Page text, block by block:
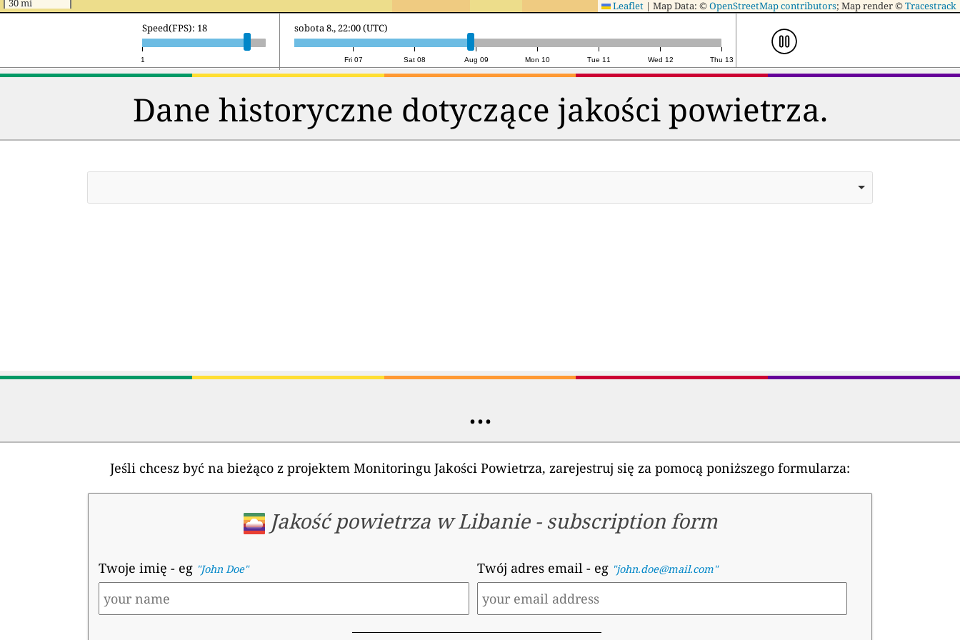
30 mi
Leaflet | Map Data: ©OpenStreetMap contributors; Map render ©Tracestrack
1
Speed(FPS): 18
Fri 07 Sat 08 Aug 09 Mon 10 Tue 11 Wed 12 Thu 13
niedziela 9., 23:00 (UTC)
Dane historyczne dotyczące jakości powietrza.
...
Jeśli chcesz być na bieżąco z projektem Monitoringu Jakości Powietrza, zarejestruj się za pomocą poniższego formularza:
Jakość powietrza w Libanie- subscription form
Twoje imię - eg "John Doe" Twój adres email- eg "john.doe@mail.com"